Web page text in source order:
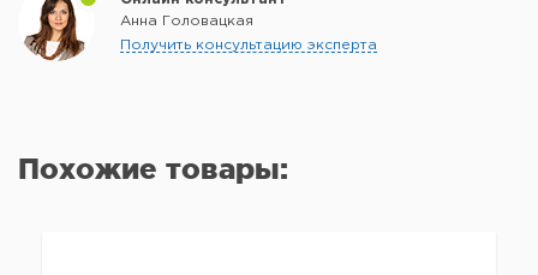
Анна Головацкая
Получить консультацию эксперта
Похожие товары: